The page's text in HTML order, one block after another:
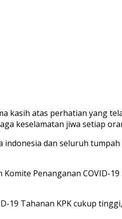
kasih atas perhatian yang
keselamatan jiwa setiap
dan seluruh
Penanganan COVID-
Tahanan KPK cukup